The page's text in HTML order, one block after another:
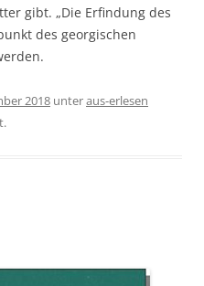
gibt. „Die Erfindung des
des georgischen
2018 unteraus-erlesen